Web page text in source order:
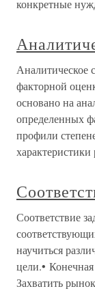
конкретные
Аналитическое
факторной
основано на
определенных
профили
Соответствие
научиться
цели.• Конечная
Захватить